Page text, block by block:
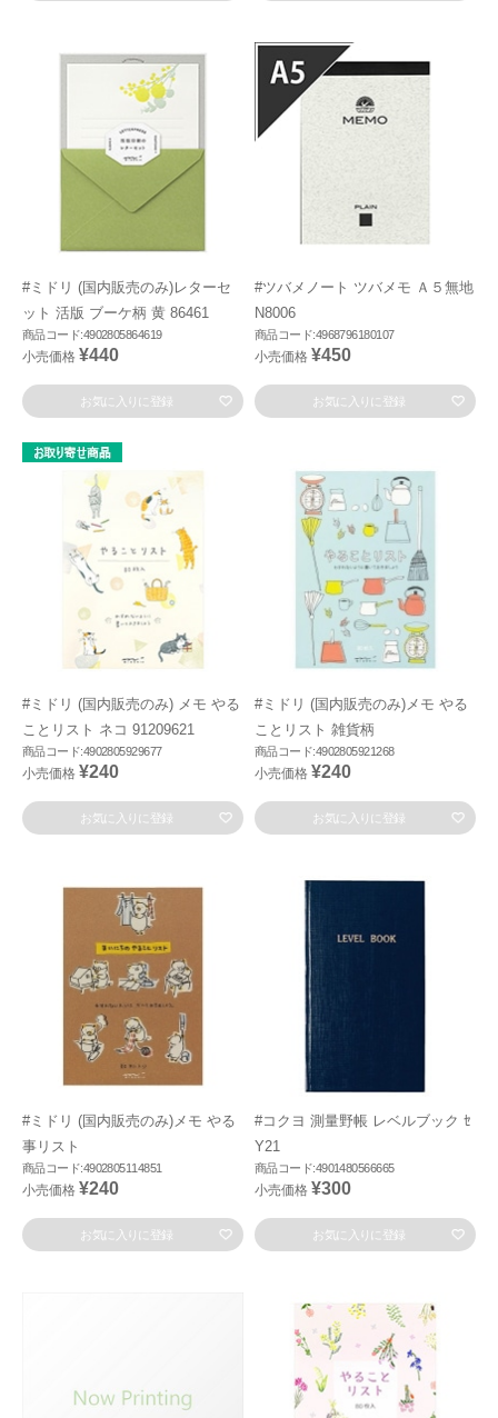
#ミドリ (国内販売のみ)レターセ
ット 活版 ブーケ柄 黄 86461
商品コード:4902805864619
小売価格 ¥440
お気に入りに登録
#ツバメノート ツバメモ Ａ５無地
N8006
商品コード:4968796180107
小売価格 ¥450
お気に入りに登録
#ミドリ (国内販売のみ) メモ やる
ことリスト ネコ 91209621
商品コード:4902805929677
小売価格 ¥240
お気に入りに登録
#ミドリ (国内販売のみ)メモ やる
ことリスト 雑貨柄
商品コード:4902805921268
小売価格 ¥240
お気に入りに登録
#ミドリ (国内販売のみ)メモ やる
事リスト
商品コード:4902805114851
小売価格 ¥240
お気に入りに登録
#コクヨ 測量野帳 レベルブック ｾ
Y21
商品コード:4901480566665
小売価格 ¥300
お気に入りに登録